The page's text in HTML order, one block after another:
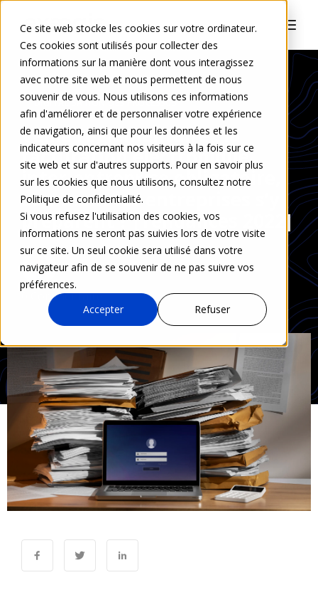
Ce site web stocke les cookies sur votre ordinateur.
Ces cookies sont utilisés pour collecter des
informations sur la manière dont vous interagissez
avec notre site web et nous permettent de nous
souvenir de vous. Nous utilisons ces informations
afin d'améliorer et de personnaliser votre expérience
de navigation, ainsi que pour les données et les
indicateurs concernant nos visiteurs à la fois sur ce
site web et sur d'autres supports. Pour en savoir plus
sur les cookies que nous utilisons, consultez notre
Politique de confidentialité.
Si vous refusez l'utilisation des cookies, vos
informations ne seront pas suivies lors de votre visite
sur ce site. Un seul cookie sera utilisé dans votre
navigateur afin de se souvenir de ne pas suivre vos
préférences.
Accepter
Refuser
DIGITALISATION DES PROCESSUS
Veille règlementaire : la
facturation électronique
inter-entreprise obligatoire,
comment les entreprises s’y
préparent ? [Tendances 2022]
Aurélie Leleu
8 févr. 2021
0 Commentaire